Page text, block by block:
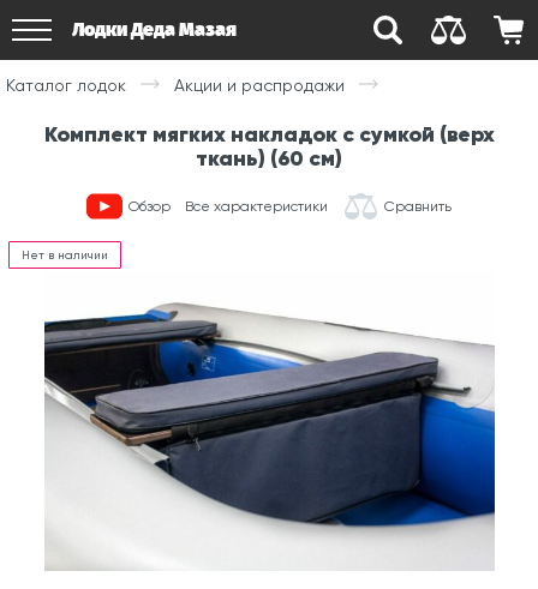
Лодки Деда Мазая
Каталог лодок Акции и распродажи
Комплект мягких накладок с сумкой (верх
ткань) (60 см)
Обзор Все характеристики Сравнить
Нет в наличии